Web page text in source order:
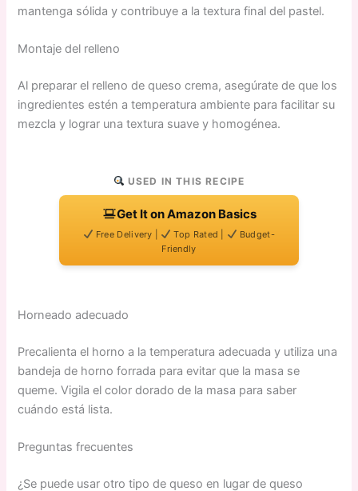
mantenga sólida y contribuye a la textura final del pastel.
Montaje del relleno
Al preparar el relleno de queso crema, asegúrate de que los
ingredientes estén a temperatura ambiente para facilitar su
mezcla y lograr una textura suave y homogénea.
USED IN THIS RECIPE
Get It on Amazon Basics
Free Delivery | Top Rated |
Budget-
Friendly
Horneado adecuado
Precalienta el horno a la temperatura adecuada y utiliza una
bandeja de horno forrada para evitar que la masa se
queme. Vigila el color dorado de la masa para saber
cuándo está lista.
Preguntas frecuentes
¿Se puede usar otro tipo de queso en lugar de queso